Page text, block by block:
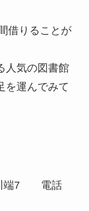
借りることが
人気の図書館
を運んでみて
川端7 電話